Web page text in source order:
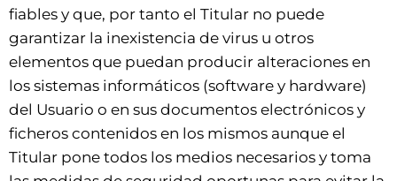
fiables y que, por tanto el Titular no puede
garantizar la inexistencia de virus u otros
elementos que puedan producir alteraciones en
los sistemas informáticos (software y hardware)
del Usuario o en sus documentos electrónicos y
ficheros contenidos en los mismos aunque el
Titular pone todos los medios necesarios y toma